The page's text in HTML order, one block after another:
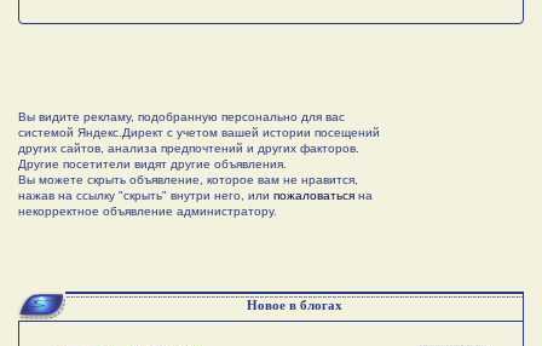
Вы видите рекламу, подобранную персонально для вас
системой Яндекс.Директ с учетом вашей истории посещений
других сайтов, анализа предпочтений и других факторов.
Другие посетители видят другие объявления.
Вы можете скрыть объявление, которое вам не нравится,
нажав на ссылку "скрыть" внутри него, или пожаловаться на
некорректное объявление администратору.
Новое в блогах